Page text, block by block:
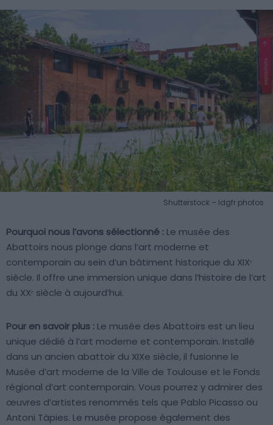
Shutterstock – ldgfr photos
Pourquoi nous l’avons sélectionné : Le musée des
Abattoirs nous plonge dans l’art moderne et
contemporain au sein d’un bâtiment historique du XIXᵉ
siècle. Il offre une immersion unique dans l’histoire de l’art
du XXᵉ siècle à aujourd’hui.
Pour en savoir plus : Le musée des Abattoirs est un lieu
unique dédié à l’art moderne et contemporain. Installé
dans un ancien abattoir du XIXe siècle, il fusionne le
Musée d’art moderne de la Ville de Toulouse et le Fonds
régional d’art contemporain. Vous pourrez y admirer des
œuvres d’artistes renommés tels que Pablo Picasso ou
Antoni Tàpies. Le musée propose également des